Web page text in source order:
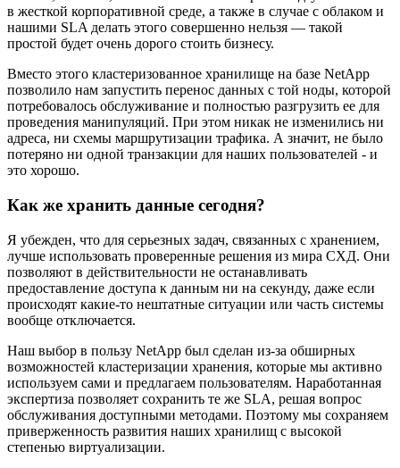
в жесткой корпоративной среде, а также в случае с облаком и
нашими SLA делать этого совершенно нельзя — такой
простой будет очень дорого стоить бизнесу.
Вместо этого кластеризованное хранилище на базе NetApp
позволило нам запустить перенос данных с той ноды, которой
потребовалось обслуживание и полностью разгрузить ее для
проведения манипуляций. При этом никак не изменились ни
адреса, ни схемы маршрутизации трафика. А значит, не было
потеряно ни одной транзакции для наших пользователей - и
это хорошо.
Как же хранить данные сегодня?
Я убежден, что для серьезных задач, связанных с хранением,
лучше использовать проверенные решения из мира СХД. Они
позволяют в действительности не останавливать
предоставление доступа к данным ни на секунду, даже если
происходят какие-то нештатные ситуации или часть системы
вообще отключается.
Наш выбор в пользу NetApp был сделан из-за обширных
возможностей кластеризации хранения, которые мы активно
используем сами и предлагаем пользователям. Наработанная
экспертиза позволяет сохранить те же SLA, решая вопрос
обслуживания доступными методами. Поэтому мы сохраняем
приверженность развития наших хранилищ с высокой
степенью виртуализации.